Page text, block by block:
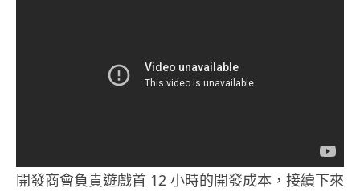
開發商會負責遊戲首 12 小時的開發成本，接續下來